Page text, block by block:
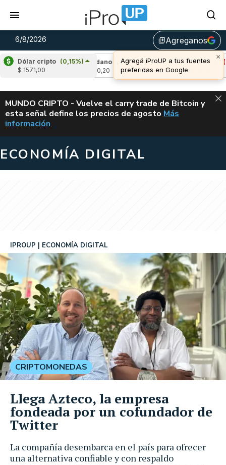
6/8/2026 library_addAgreganos
×
Agregá iProUP a tus fuentes
preferidas en Google
Dólar cripto (0,15%)
$ 1571,00
Cardano
(5,05%)
Avalanche (-
u$s 6,45
ALERTA
MUNDO CRIPTO - Vuelve el carry trade de Bitcoin y
esta señal define los precios de agosto VUELVE EL
Más
información
ECONOMÍA DIGITAL
La compañía desembarca en el país para ofrecer
una alternativa confiable y con respaldo
IPROUP ECONOMÍA DIGITAL
CRIPTOMONEDAS
Llega Azteco, la empresa
fondeada por un cofundador de
Twitter